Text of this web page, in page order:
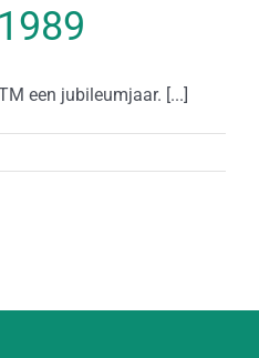
een jubileumjaar. [...]